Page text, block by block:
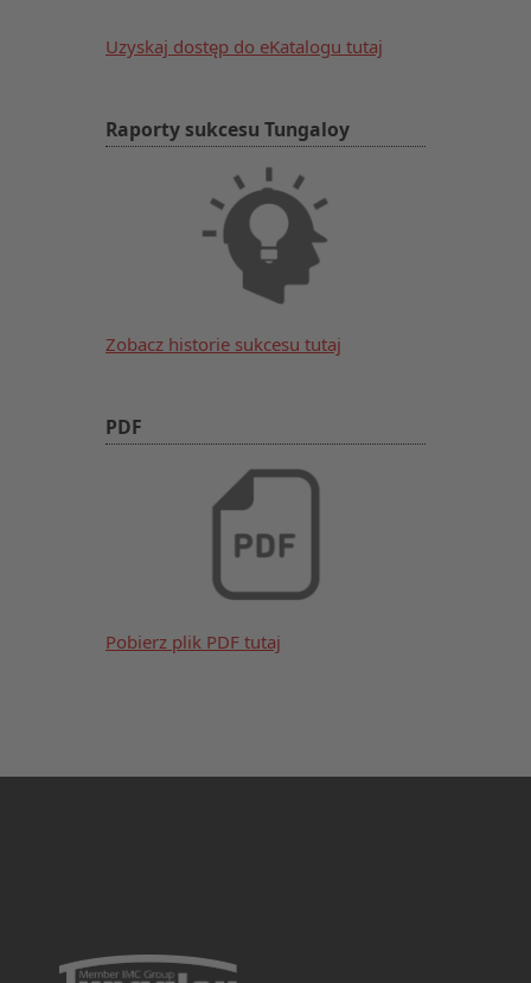
Uzyskaj dostęp do eKatalogu tutaj
Raporty sukcesu Tungaloy
Zobacz historie sukcesu tutaj
PDF
Pobierz plik PDF tutaj